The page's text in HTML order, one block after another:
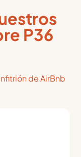
P36
de AirBnb